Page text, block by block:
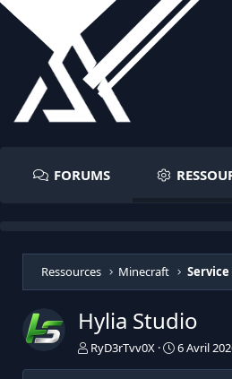
FORUMS
Ressources Minecraft
Hylia Studio
A
RyD3rTvv0X
D
6 Avril